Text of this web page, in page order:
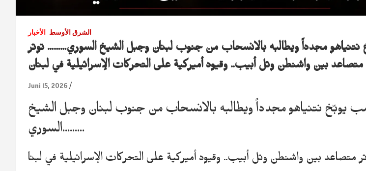
الأخبار الشرق الأوسط
مجدداً ويطالبه بالانسحاب من جنوب لبنان وجبل الشيخ السوري……… توتر
متصاعد بين واشنطن وتل أبيب.. وقيود أميركية على التحركات الإسرائيلية في لبنان
Juni 15, 2026
يوبّخ نتنياهو مجدداً ويطالبه بالانسحاب من جنوب لبنان وجبل الشيخ
السوري………
متصاعد بين واشنطن وتل أبيب.. وقيود أميركية على التحركات الإسرائيلية في لبنا